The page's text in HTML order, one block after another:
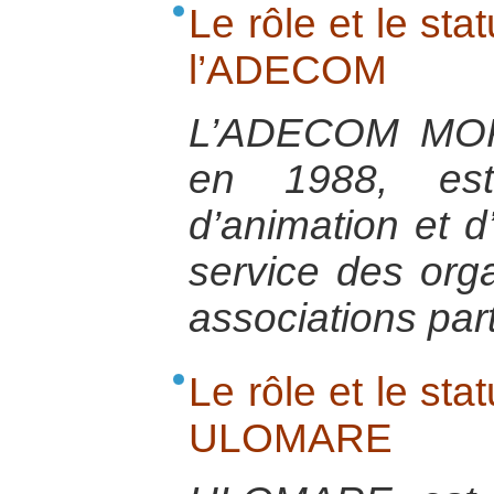
Le rôle et le
l’ADECOM
L’ADECOM
en 1988,
d’animation et
service des
associations
Le rôle et le
ULOMARE